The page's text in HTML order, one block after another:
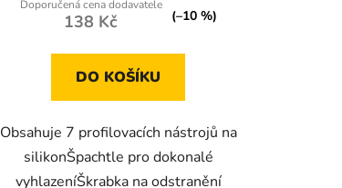
138 Kč (–10 %)
DO KOŠÍKU
Obsahuje 7 profilovacích nástrojů na
silikonŠpachtle pro dokonalé
vyhlazeníŠkrabka na odstranění